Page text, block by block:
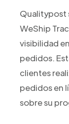
Qualitypost
WeShip
visibilidad
pedidos.
clientes
pedidos en
sobre su